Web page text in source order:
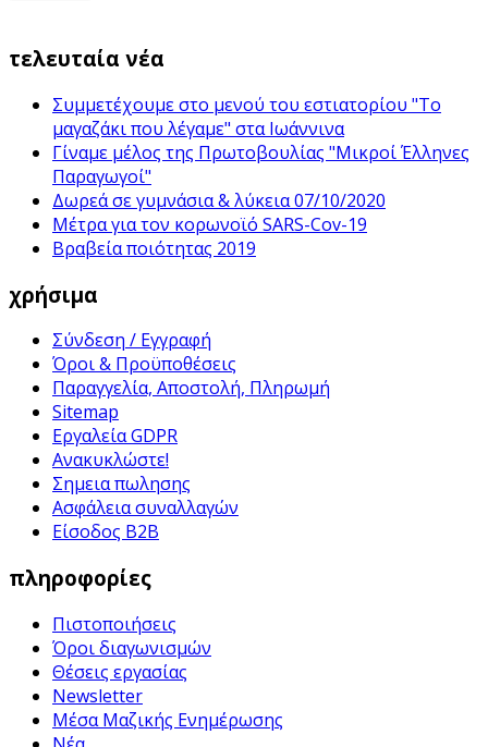
τελευταία νέα
Συμμετέχουμε στο μενού του εστιατορίου "Το
μαγαζάκι που λέγαμε" στα Ιωάννινα
Γίναμε μέλος της Πρωτοβουλίας "Μικροί Έλληνες
Παραγωγοί"
Δωρεά σε γυμνάσια & λύκεια 07/10/2020
Μέτρα για τον κορωνοϊό SARS-Cov-19
Βραβεία ποιότητας 2019
χρήσιμα
Σύνδεση / Εγγραφή
Όροι & Προϋποθέσεις
Παραγγελία, Αποστολή, Πληρωμή
Sitemap
Εργαλεία GDPR
Ανακυκλώστε!
Σημεια πωλησης
Ασφάλεια συναλλαγών
Είσοδος B2B
πληροφορίες
Πιστοποιήσεις
Όροι διαγωνισμών
Θέσεις εργασίας
Newsletter
Μέσα Μαζικής Ενημέρωσης